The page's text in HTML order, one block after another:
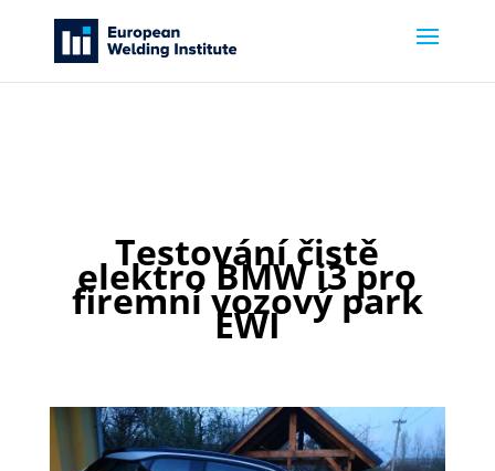
Testování čistě
elektro BMW i3 pro
firemní vozový park
EWI